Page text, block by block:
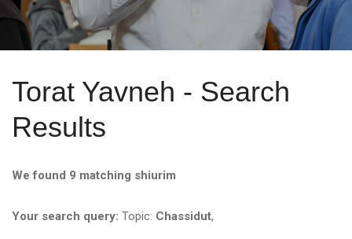
Torat Yavneh - Search
Results
We found 9 matching shiurim
Your search query: Topic: Chassidut,